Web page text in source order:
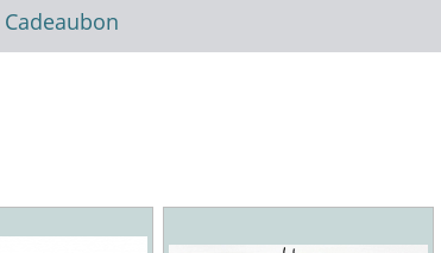
Cadeaubon